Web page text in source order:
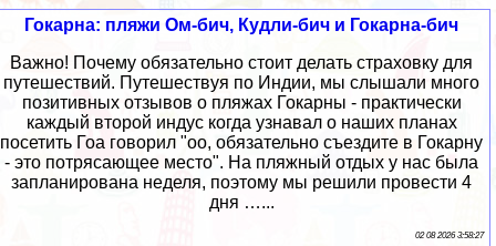
Гокарна: пляжи Ом-бич, Кудли-бич и Гокарна-бич
Важно! Почему обязательно стоит делать страховку для
путешествий. Путешествуя по Индии, мы слышали много
позитивных отзывов о пляжах Гокарны - практически
каждый второй индус когда узнавал о наших планах
посетить Гоа говорил "оо, обязательно съездите в Гокарну
- это потрясающее место". На пляжный отдых у нас была
запланирована неделя, поэтому мы решили провести 4
дня …...
02 08 2026 3:58:27